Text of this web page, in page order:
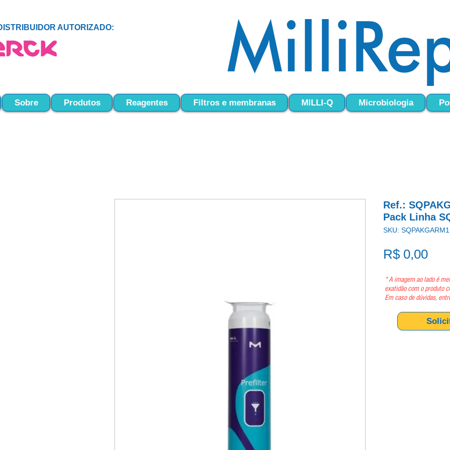
AUTORIZADO:
Sobre Produtos Reagentes Filtros e membranas MILLI-Q Microbiologia
Ref.:
Pack Linha
SKU: SQPAKGARM1
R$ 0,00
* A imagem ao lado é
exatidão com o produto
Em caso de dúvidas,